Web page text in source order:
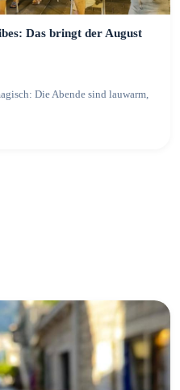
Das bringt der August
Die Abende sind lauwarm,